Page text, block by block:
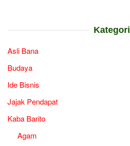
Kategori
Asli Bana
Budaya
Ide Bisnis
Jajak Pendapat
Kaba Barito
Agam